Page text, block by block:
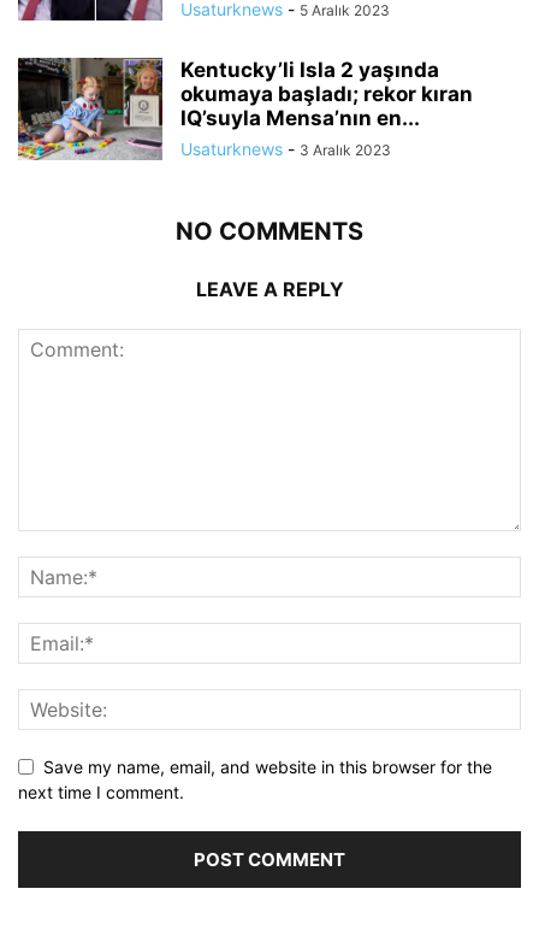
Usaturknews - 5 Aralık 2023
Kentucky’li Isla 2 yaşında
okumaya başladı; rekor kıran
IQ’suyla Mensa’nın en...
Usaturknews - 3 Aralık 2023
NO COMMENTS
LEAVE A REPLY
Save my name, email, and website in this browser for the
next time I comment.